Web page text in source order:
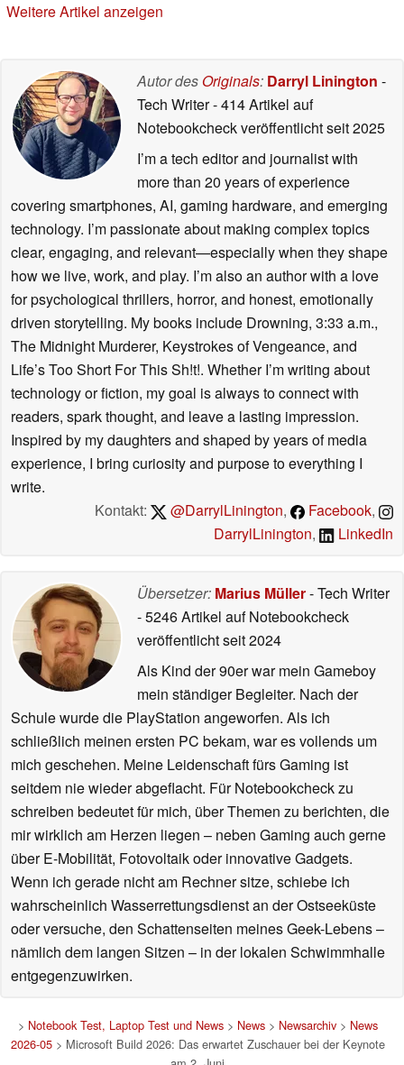
Weitere Artikel anzeigen
Autor des Originals: Darryl Linington -
Tech Writer- 414 Artikel auf
Notebookcheck veröffentlichtseit 2025
I’m a tech editor and journalist with
more than 20 years of experience
covering smartphones, AI, gaming hardware, and emerging
technology. I’m passionate about making complex topics
clear, engaging, and relevant—especially when they shape
how we live, work, and play. I’m also an author with a love
for psychological thrillers, horror, and honest, emotionally
driven storytelling. My books include Drowning, 3:33 a.m.,
The Midnight Murderer, Keystrokes of Vengeance, and
Life’s Too Short For This Sh!t!. Whether I’m writing about
technology or fiction, my goal is always to connect with
readers, spark thought, and leave a lasting impression.
Inspired by my daughters and shaped by years of media
experience, I bring curiosity and purpose to everything I
write.
Kontakt:
@DarrylLinington, Facebook,
DarrylLinington, LinkedIn
Übersetzer: Marius Müller- Tech Writer
- 5246 Artikel auf Notebookcheck
veröffentlichtseit 2024
Als Kind der 90er war mein Gameboy
mein ständiger Begleiter. Nach der
Schule wurde die PlayStation angeworfen. Als ich
schließlich meinen ersten PC bekam, war es vollends um
mich geschehen. Meine Leidenschaft fürs Gaming ist
seitdem nie wieder abgeflacht. Für Notebookcheck zu
schreiben bedeutet für mich, über Themen zu berichten, die
mir wirklich am Herzen liegen – neben Gaming auch gerne
über E-Mobilität, Fotovoltaik oder innovative Gadgets.
Wenn ich gerade nicht am Rechner sitze, schiebe ich
wahrscheinlich Wasserrettungsdienst an der Ostseeküste
oder versuche, den Schattenseiten meines Geek-Lebens –
nämlich dem langen Sitzen – in der lokalen Schwimmhalle
entgegenzuwirken.
> Notebook Test, Laptop Test und News> News> Newsarchiv> News
2026-05> Microsoft Build 2026: Das erwartet Zuschauer bei der Keynote